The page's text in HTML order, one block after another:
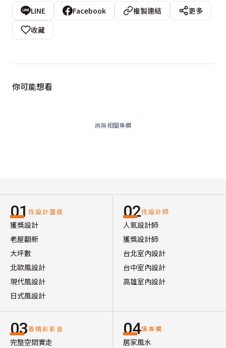
LINE Facebook 複製連結
更多
收藏
你可能想看
尚無相關專欄
01 找設計靈感
獲獎設計
老屋翻新
大坪數
北歐風設計
現代風設計
日式風設計
02找設計師
人氣設計師
獲獎設計師
台北室內設計
台中室內設計
高雄室內設計
03看精彩影音
完整空間實走
04讀專欄
居家風水